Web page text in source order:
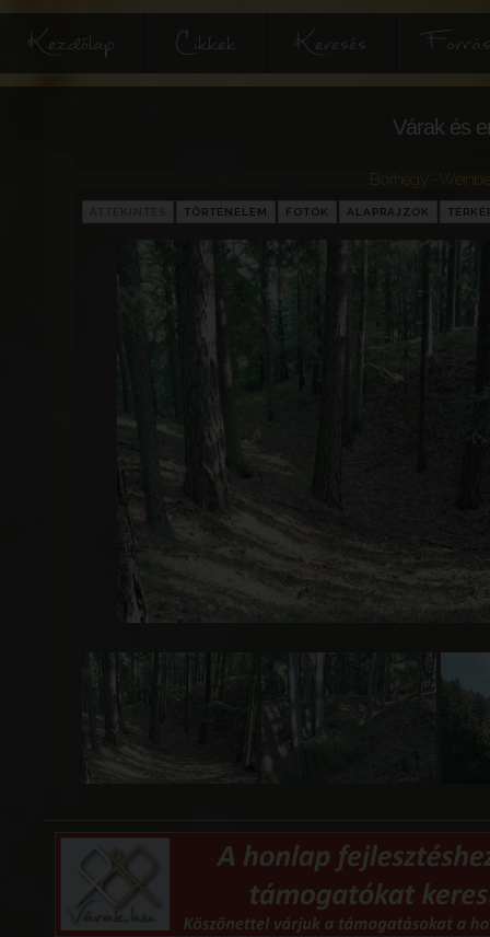
Kezdőlap Cikkek Keresés
Várak és
Borhegy -
TÖRTÉNELEM FOTÓK ALAPRAJZOK